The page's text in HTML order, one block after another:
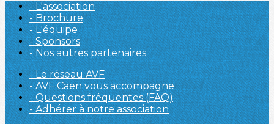
- L'association
- Brochure
- L'équipe
- Sponsors
- Nos autres partenaires
- Le réseau AVF
- AVF Caen vous accompagne
- Questions fréquentes (FAQ)
- Adhérer à notre association